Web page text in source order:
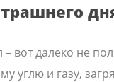
вот далеко не
углю и газу,